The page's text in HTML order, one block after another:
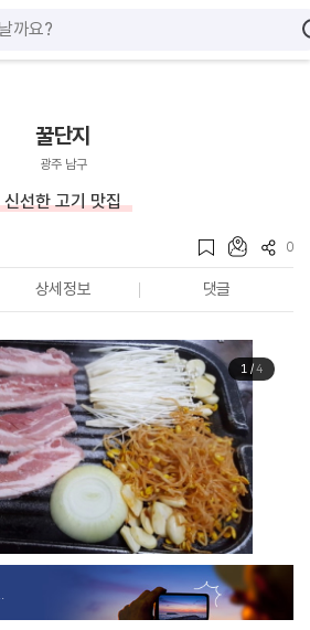
꿀단지
광주 남구
신선한 고기 맛집
0
상세정보 댓글
1/4